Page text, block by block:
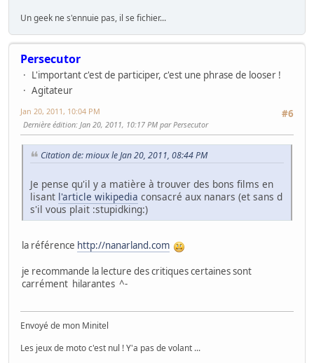
Un geek ne s'ennuie pas, il se fichier...
Persecutor
L'important c'est de participer, c'est une phrase de looser !
Agitateur
#6
Jan 20, 2011, 10:04 PM
Dernière édition: Jan 20, 2011, 10:17 PM par Persecutor
Citation de: mioux le Jan 20, 2011, 08:44 PM
Je pense qu'il y a matière à trouver des bons films en
lisant l'article wikipedia consacré aux nanars (et sans d
s'il vous plait :stupidking:)
la référence http://nanarland.com
je recommande la lecture des critiques certaines sont
carrément hilarantes ^-
Envoyé de mon Minitel
Les jeux de moto c'est nul ! Y'a pas de volant ...